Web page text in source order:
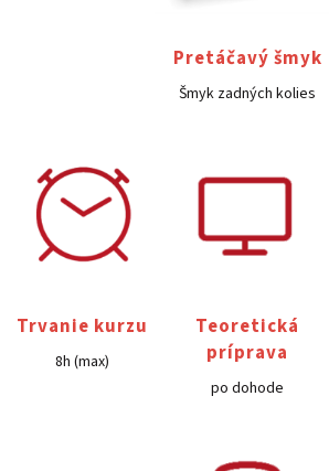
Pretáčavý šmyk
Šmyk zadných kolies
Trvanie kurzu
8h (max)
Teoretická
príprava
po dohode